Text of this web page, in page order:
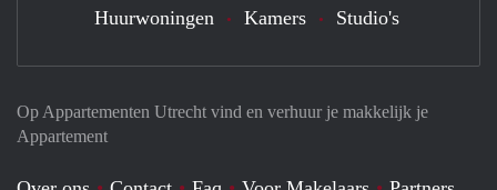
Op Appartementen Utrecht vind en verhuur je makkelijk je
Appartement
Huurwoningen Kamers Studio's